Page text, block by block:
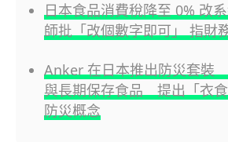
日本食品消費稅降至 0% 改
師批「改個數字即可」 指財
Anker 在日本推出防災套裝
與長期保存食品 提出「衣
防災概念